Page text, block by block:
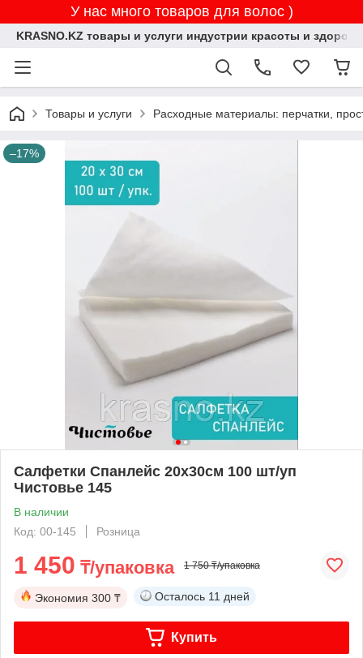
У нас много товаров для волос )
KRASNO.KZ товары и услуги индустрии красоты и
Товары и услуги Расходные материалы: перчатки,
–17%
Салфетки Спанлейс 20х30см 100 шт/уп
Чистовье 145
В наличии
Код: 00-145
Розница
1 450 ₸/упаковка 1 750 ₸/упаковка
Экономия 300 ₸ Осталось 11 дней
Купить